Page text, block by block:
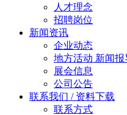
人才理念
招聘岗位
新闻资讯
企业动态
地方活动 新闻报
展会信息
公司公告
联系我们 / 资料下载
联系方式